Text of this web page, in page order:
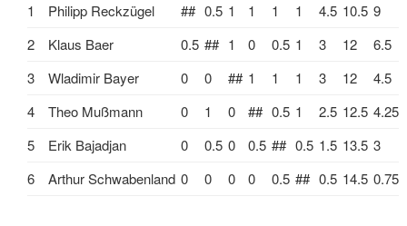
1
Philipp Reckzügel ## 0.5 1 1 1 1 4.5 10.5 9
2
Klaus Baer 0.5 ## 1 0 0.5 1 3 12
6.5
3
Wladimir Bayer 0 0 ## 1 1 1 3 12
4.5
4
Theo Mußmann 0 1 0 ## 0.5 1 2.5 12.5 4.25
5
Erik Bajadjan 0 0.5 0 0.5 ## 0.5 1.5 13.5 3
6
Arthur Schwabenland 0 0 0 0 0.5 ## 0.5 14.5 0.75